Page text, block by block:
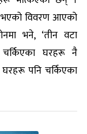
भएको विवरण आएको
भने, ‘तीन वटा
घरहरू नै
पनि चर्किएका